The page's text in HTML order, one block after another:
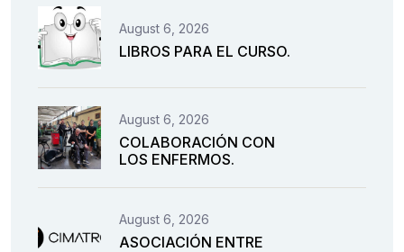
August 6, 2026
LIBROS PARA EL CURSO.
August 6, 2026
COLABORACIÓN CON
LOS ENFERMOS.
August 6, 2026
ASOCIACIÓN ENTRE